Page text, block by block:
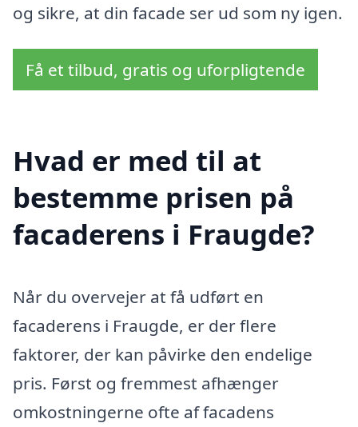
og sikre, at din facade ser ud som ny igen.
Få et tilbud, gratis og uforpligtende
Hvad er med til at
bestemme prisen på
facaderens i Fraugde?
Når du overvejer at få udført en
facaderens i Fraugde, er der flere
faktorer, der kan påvirke den endelige
pris. Først og fremmest afhænger
omkostningerne ofte af facadens